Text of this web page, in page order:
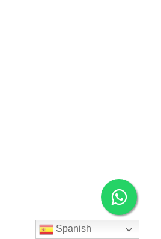
Spanish